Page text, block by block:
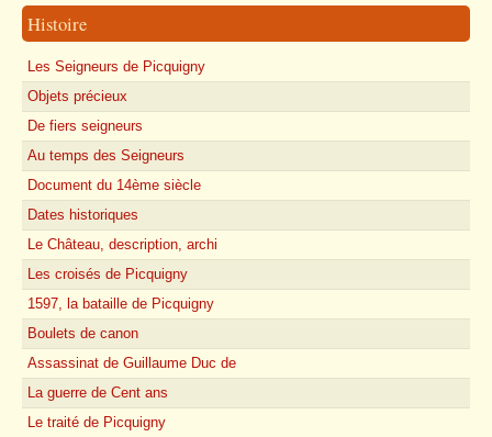
Histoire
Les Seigneurs de Picquigny
Objets précieux
De fiers seigneurs
Au temps des Seigneurs
Document du 14ème siècle
Dates historiques
Le Château, description, archi
Les croisés de Picquigny
1597, la bataille de Picquigny
Boulets de canon
Assassinat de Guillaume Duc de
La guerre de Cent ans
Le traité de Picquigny